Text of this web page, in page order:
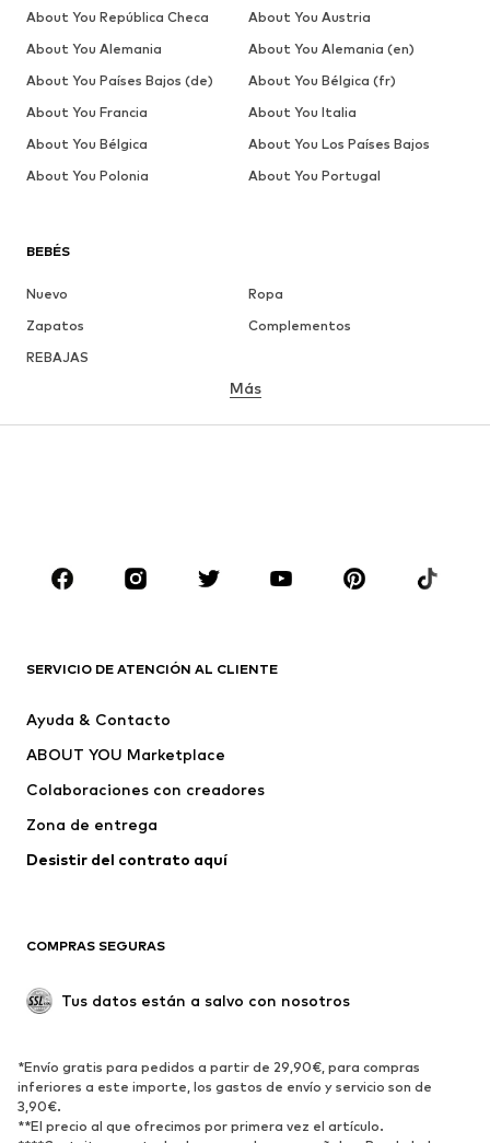
BEBÉS
Nuevo
Ropa
Zapatos
Complementos
REBAJAS
MARCAS
PUMA
Liewood
MINOTI
Más
SERVICIO DE ATENCIÓN AL CLIENTE
Ayuda & Contacto
ABOUT YOU Marketplace
Colaboraciones con creadores
Zona de entrega
Desistir del contrato aquí
COMPRAS SEGURAS
Tus datos están a salvo con nosotros
*Envío gratis para pedidos a partir de 29,90€, para compras
inferiores a este importe, los gastos de envío y servicio son de
3,90€.
**El precio al que ofrecimos por primera vez el artículo.
About You República Checa
About You Austria
About You Alemania
About You Alemania (en)
About You Países Bajos (de)
About You Bélgica (fr)
About You Francia
About You Italia
About You Bélgica
About You Los Países Bajos
About You Polonia
About You Portugal